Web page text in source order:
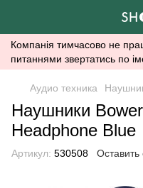
Компанія тимчасово не
питаннями звертатись по
Аудио техника
Наушники
Headphone Blue
Артикул: 530508 Оставить